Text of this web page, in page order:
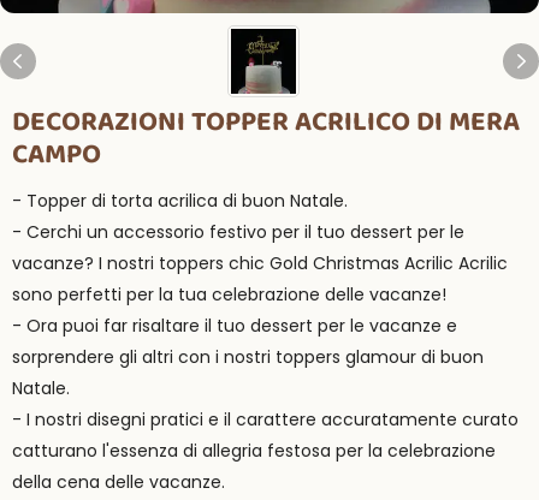
DECORAZIONI TOPPER ACRILICO DI MERA
CAMPO
- Topper di torta acrilica di buon Natale.
- Cerchi un accessorio festivo per il tuo dessert per le
vacanze? I nostri toppers chic Gold Christmas Acrilic Acrilic
sono perfetti per la tua celebrazione delle vacanze!
- Ora puoi far risaltare il tuo dessert per le vacanze e
sorprendere gli altri con i nostri toppers glamour di buon
Natale.
- I nostri disegni pratici e il carattere accuratamente curato
catturano l'essenza di allegria festosa per la celebrazione
della cena delle vacanze.